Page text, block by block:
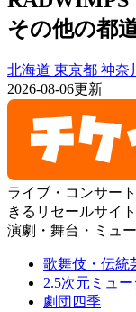
その他の都
北海道 東京都 神奈
2026-08-06更新
ライブ・コンサー
きるリセールサイト
演劇・舞台・ミュ
歌舞伎・伝統
2.5次元ミュ
劇団四季